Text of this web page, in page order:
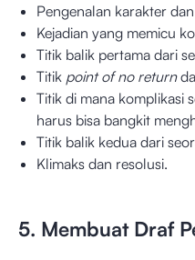
Pengenalan karakter
Kejadian yang memicu
Titik balik pertama dari
Titik point of no return
Titik di mana komplikasi
harus bisa bangkit
Titik balik kedua dari
Klimaks dan resolusi.
5. Membuat Draf